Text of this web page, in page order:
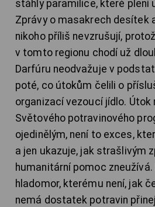
stáhly paramilice, které plení
Zprávy o masakrech desítek
nikoho příliš nevzrušují,
v tomto regionu chodí už
Darfúru neodvažuje v
poté, co útokům čelili o
organizací vezoucí jídlo. Útok
Světového potravinového
ojedinělým, není to exces,
a jen ukazuje, jak strašlivým
humanitární pomoc
hladomor, kterému není, jak
nemá dostatek potravin